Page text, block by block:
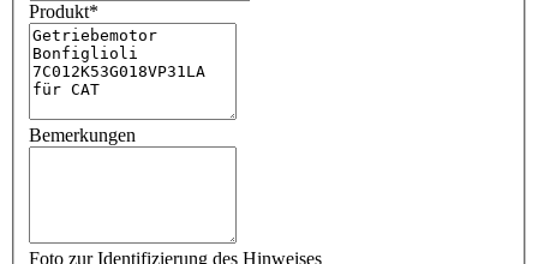
Produkt*
Bemerkungen
Foto zur Identifizierung des Hinweises